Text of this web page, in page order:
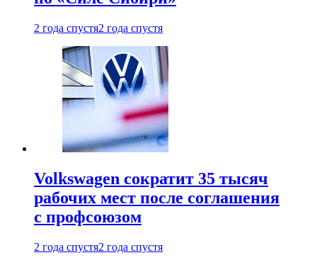
2 года спустя2 года спустя
Volkswagen сократит 35 тысяч
рабочих мест после соглашения
с профсоюзом
2 года спустя2 года спустя